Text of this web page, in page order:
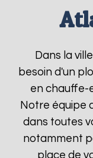
Dans la
besoin d'un
en chauffe-
Notre équipe
dans toutes
notamment
place de